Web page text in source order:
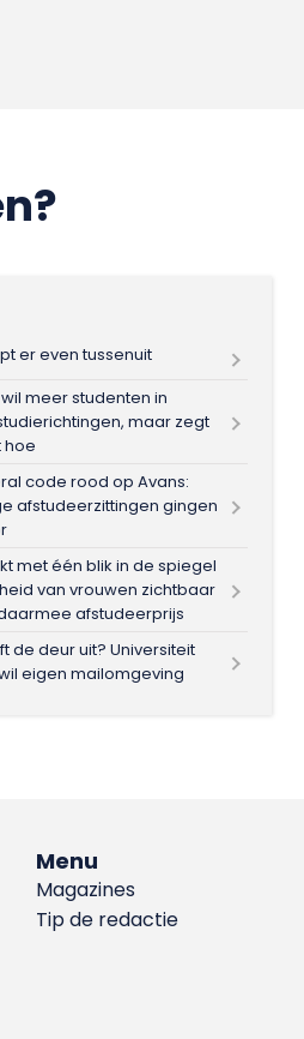
er even tussenuit
meer studenten in
maar zegt
hoe
code rood op Avans:
afstudeerzittingen gingen
met één blik in de spiegel
van vrouwen zichtbaar
afstudeerprijs
de deur uit? Universiteit
eigen mailomgeving
Menu
Magazines
Tip de redactie